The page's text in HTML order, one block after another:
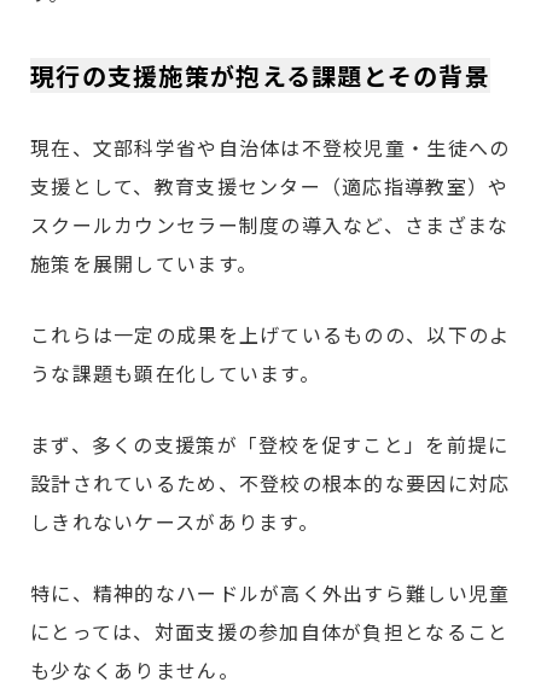
現行の支援施策が抱える課題とその背景
現在、文部科学省や自治体は不登校児童・生徒への
支援として、教育支援センター（適応指導教室）や
スクールカウンセラー制度の導入など、さまざまな
施策を展開しています。
これらは一定の成果を上げているものの、以下のよ
うな課題も顕在化しています。
まず、多くの支援策が「登校を促すこと」を前提に
設計されているため、不登校の根本的な要因に対応
しきれないケースがあります。
特に、精神的なハードルが高く外出すら難しい児童
にとっては、対面支援の参加自体が負担となること
も少なくありません。